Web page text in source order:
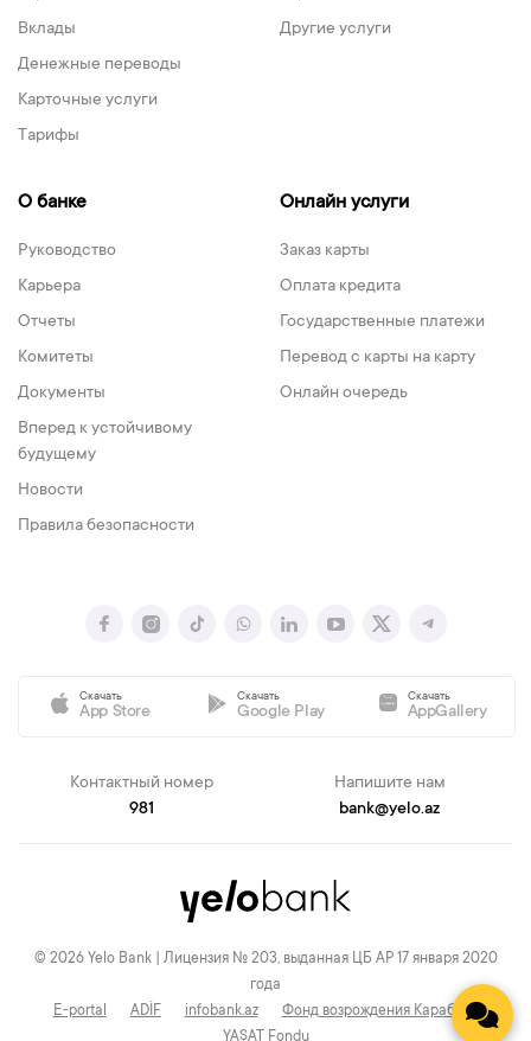
Вклады
Денежные переводы
Карточные услуги
Тарифы
Другие услуги
О банке
Руководство
Карьера
Отчеты
Комитеты
Документы
Вперед к устойчивому
будущему
Новости
Правила безопасности
Онлайн услуги
Заказ карты
Оплата кредита
Государственные платежи
Перевод с карты на карту
Онлайн очередь
Скачать
App Store
Скачать
Google Play
Скачать
AppGallery
Контактный номер
981
Напишите нам
bank@yelo.az
© 2026 Yelo Bank | Лицензия № 203, выданная ЦБ АР 17 января 2020
года
E-portal
ADİF infobank.az
Фонд возрождения Карабаха
YAŞAT Fondu